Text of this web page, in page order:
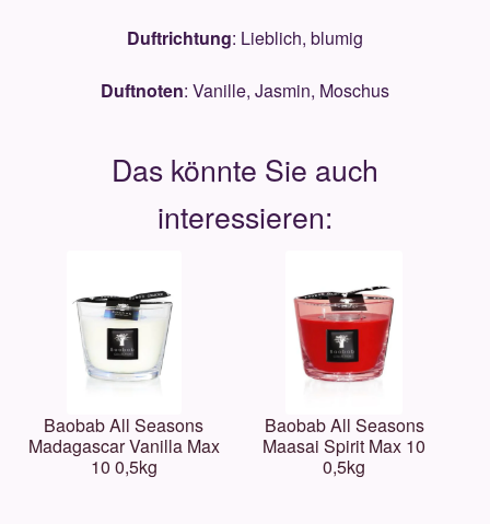
Duftrichtung: Lieblich, blumig
Duftnoten: Vanille, Jasmin, Moschus
Baobab All Seasons
Madagascar Vanilla Max
10 0,5kg
Baobab All Seasons
Maasai Spirit Max 10
0,5kg